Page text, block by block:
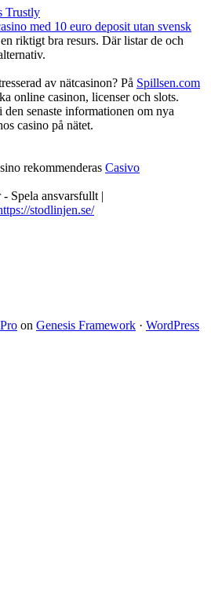
med 10 euro deposit utan svensk
en riktigt bra resurs. Där listar de och
av nätcasinon? På Spillsen.com
online casinon, licenser och slots.
den senaste informationen om nya
casino på nätet.
rekommenderas Casivo
Spela ansvarsfullt |
stodlinjen.se/
on Genesis Framework · WordPress